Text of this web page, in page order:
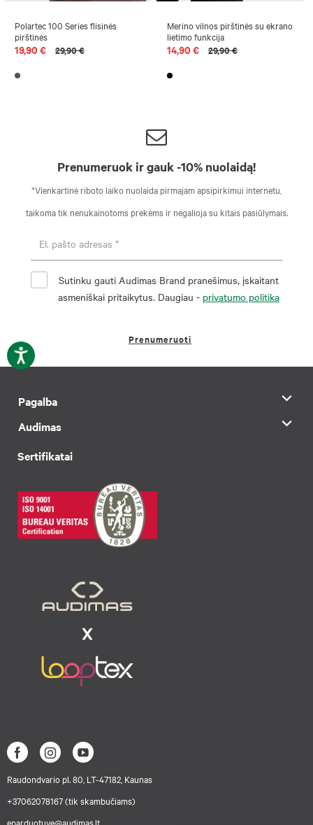
Polartec 100 Series flisinės
pirštinės
19,90 € 29,90 €
Merino vilnos pirštinės su ekrano
lietimo funkcija
14,90 € 29,90 €
Prenumeruok ir gauk -10% nuolaidą!
*Vienkartinė riboto laiko nuolaida pirmajam apsipirkimui internetu,
taikoma tik nenukainotoms prekėms ir negalioja su kitais pasiūlymais.
Sutinku gauti Audimas Brand pranešimus, įskaitant
asmeniškai pritaikytus. Daugiau - privatumo politika
Prenumeruoti
Pagalba
Audimas
Sertifikatai
Raudondvario pl. 80, LT-47182, Kaunas
+37062078167 (tik skambučiams)